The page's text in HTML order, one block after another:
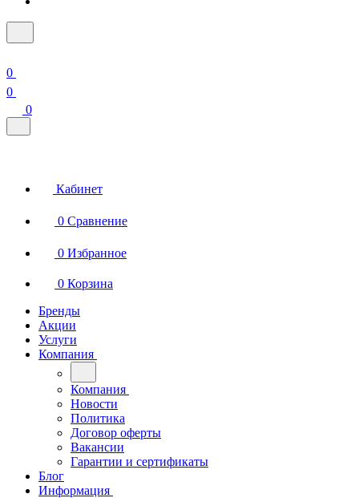
0
0
0
Кабинет
0 Сравнение
0 Избранное
0 Корзина
Бренды
Акции
Услуги
Компания
Компания
Новости
Политика
Договор оферты
Вакансии
Гарантии и сертификаты
Блог
Информация